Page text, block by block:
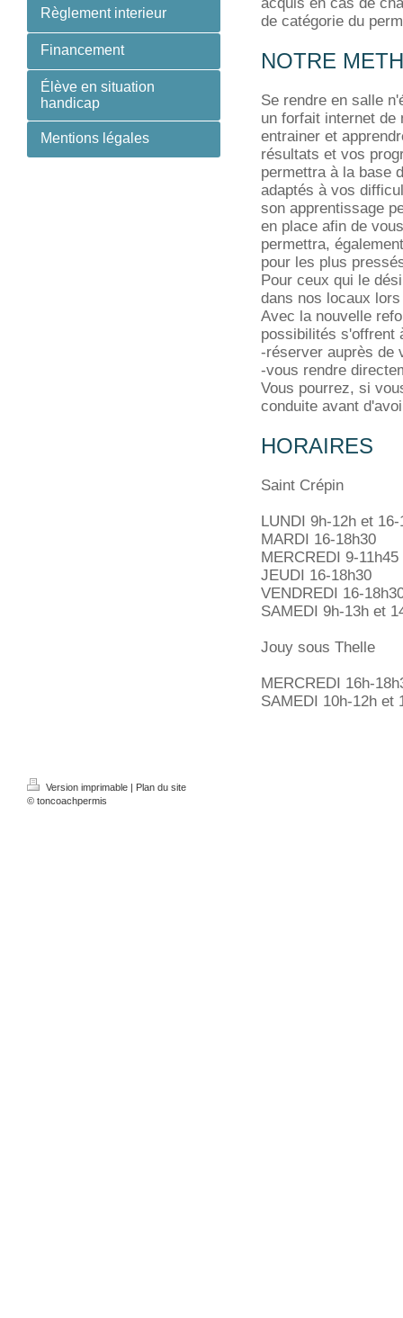
Règlement interieur
Financement
Élève en situation
handicap
Mentions légales
de catégorie du
NOTRE
Se rendre en salle
un forfait internet de
entrainer et
résultats et vos
permettra à la base
adaptés à vos
son apprentissage
en place afin de
permettra,
pour les plus
Pour ceux qui le
dans nos locaux
Avec la nouvelle
possibilités s'offrent
-réserver auprès de
-vous rendre
Vous pourrez, si
conduite avant
HORAIRES
Saint Crépin
LUNDI 9h-12h et 16-
MARDI 16-18h30
MERCREDI 9-
JEUDI 16-18h30
VENDREDI 16-
SAMEDI 9h-13h et
Jouy sous Thelle
MERCREDI 16h-
SAMEDI 10h-12h et
Version imprimable | Plan du site
© toncoachpermis